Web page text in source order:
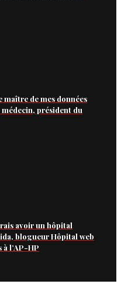
de mes données
président du
avoir un hôpital
blogueur Hôpital web
l’AP-HP